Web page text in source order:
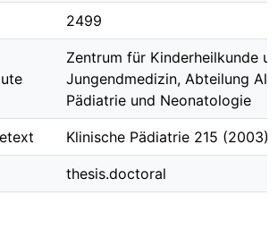
2499
Zentrum für Kinderheilkunde
Jungendmedizin, Abteilung
Pädiatrie und Neonatologie
Klinische Pädiatrie 215 (2003),
thesis.doctoral